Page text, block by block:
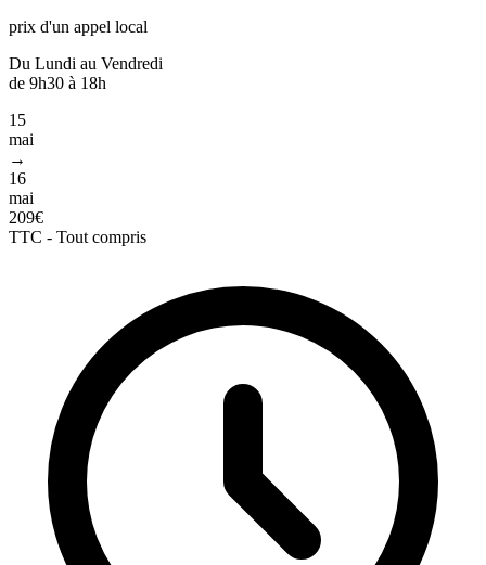
prix d'un appel local
Du Lundi au Vendredi
de 9h30 à 18h
15
mai
→
16
mai
209€
TTC - Tout compris